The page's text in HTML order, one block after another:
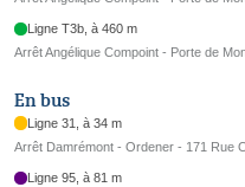
Ligne T3b, à 460 m
Arrêt Angélique Compoint - Porte de
En bus
Ligne 31, à 34 m
Arrêt Damrémont - Ordener - 171 Rue
Ligne 95, à 81 m